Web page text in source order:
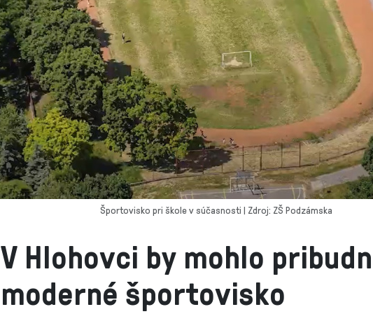
V Hlohovci by mohlo
moderné športovisko
Športovisko pri škole v súčasnosti | Zdroj: ZŠ Podzámska